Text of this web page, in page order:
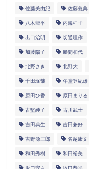
佐藤美由紀 佐藤義典
八木龍平 内海桂子
出口治明 切通理作
加藤陽子 勝間和代
北野さき 北野大
千田琢哉 午堂登紀雄
原田ひ香 原田まりる
古堅純子 古川武士
吉田典生 吉田兼好
吉野源三郎 名越康文
和田秀樹 和田裕美